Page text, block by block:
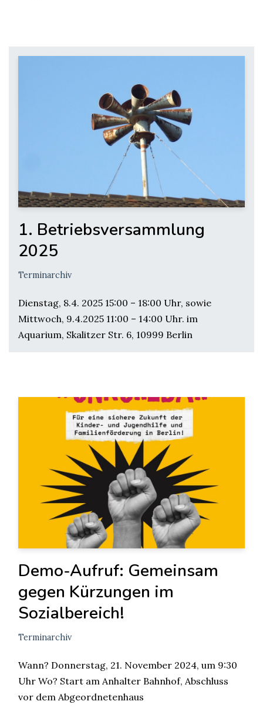
1. Betriebsversammlung
2025
Terminarchiv
Dienstag, 8.4. 2025 15:00 – 18:00 Uhr, sowie
Mittwoch, 9.4.2025 11:00 – 14:00 Uhr. im
Aquarium, Skalitzer Str. 6, 10999 Berlin
Demo-Aufruf: Gemeinsam
gegen Kürzungen im
Sozialbereich!
Terminarchiv
Wann? Donnerstag, 21. November 2024, um 9:30
Uhr Wo? Start am Anhalter Bahnhof, Abschluss
vor dem Abgeordnetenhaus